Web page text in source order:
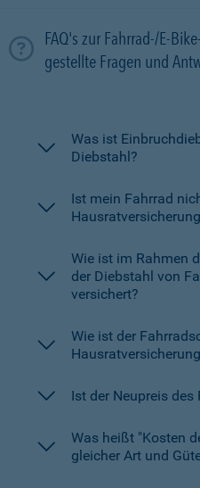
FAQ's zur Fahrrad-/E-
gestellte Fragen und
Was ist
Diebstahl?
Ist mein Fahrrad
Wie ist im Rahmen
der Diebstahl von
versichert?
Wie ist der
Ist der Neupreis des
Was heißt "Kosten
gleicher Art und